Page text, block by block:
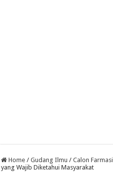
Home / Gudang Ilmu / Calon Farmasi
yang Wajib Diketahui Masyarakat